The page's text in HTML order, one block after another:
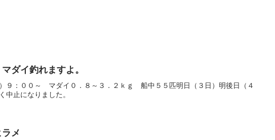
ダイ釣れますよ。
９：００～ マダイ０．８～３．２ｋｇ 船中５５匹明日（３日）明後日（４
中止になりました。
メ